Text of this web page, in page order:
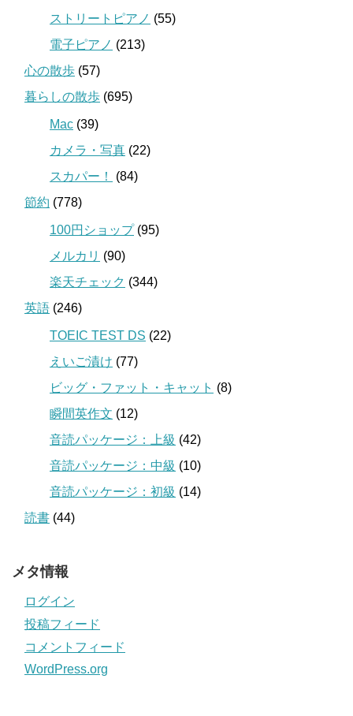
ストリートピアノ (55)
電子ピアノ (213)
心の散歩 (57)
暮らしの散歩 (695)
Mac (39)
カメラ・写真 (22)
スカパー！
(84)
節約 (778)
100円ショップ(95)
メルカリ (90)
楽天チェック (344)
英語 (246)
TOEIC TEST DS (22)
えいご漬け (77)
ビッグ・ファット・キャット (8)
瞬間英作文 (12)
音読パッケージ：上級 (42)
音読パッケージ：中級 (10)
音読パッケージ：初級 (14)
読書 (44)
メタ情報
ログイン
投稿フィード
コメントフィード
WordPress.org